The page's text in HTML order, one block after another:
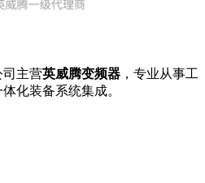
司主营英威腾变频器 ，专业从事工
化装备系统集成。